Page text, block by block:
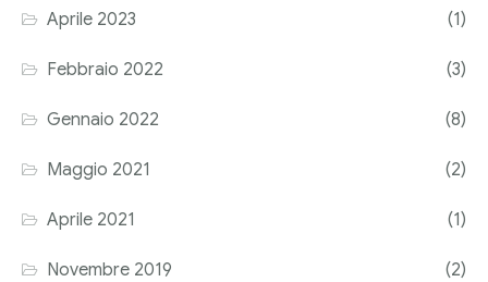
Corriere tributario
Editore Euroconference
Il Giornale del Revisore
Forum Fiscale
Articoli
Aprile 2023 (1)
Febbraio 2022 (3)
Gennaio 2022 (8)
Maggio 2021 (2)
Aprile 2021 (1)
Novembre 2019 (2)